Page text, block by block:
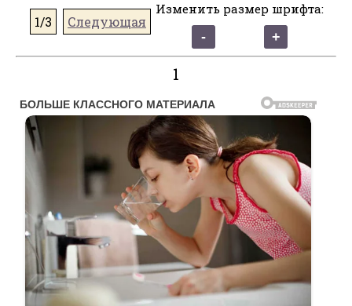
1/3 Следующая
Изменить размер шрифта:
1